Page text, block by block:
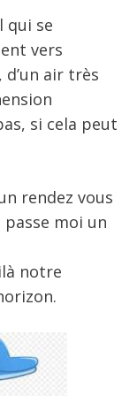
qui se
vers
d’un air très
si cela peut
rendez vous
moi un
notre